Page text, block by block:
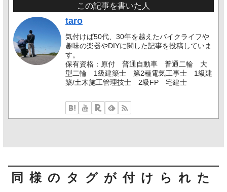
この記事を書いた人
taro
気付けば50代、30年を越えたバイクライフや
趣味の楽器やDIYに関した記事を投稿していま
す。
保有資格：原付 普通自動車 普通二輪 大
型二輪 1級建築士 第2種電気工事士 1級建
築/土木施工管理技士 2級FP 宅建士
同様のタグが付けられた